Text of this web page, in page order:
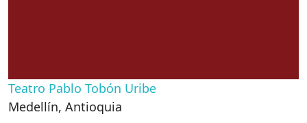
Teatro Pablo Tobón Uribe
Medellín, Antioquia